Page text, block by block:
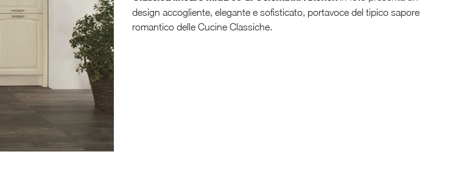
design accogliente, elegante e sofisticato, portavoce del tipico sapore
romantico delle Cucine Classiche.